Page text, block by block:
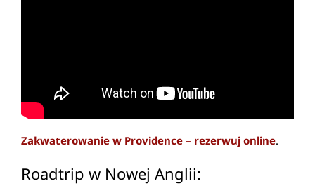
Zakwaterowanie w Providence – rezerwuj online.
Roadtrip w Nowej Anglii: